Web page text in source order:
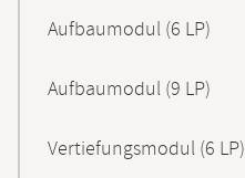
Aufbaumodul (6 LP)
Aufbaumodul (9 LP)
Vertiefungsmodul (6 LP)